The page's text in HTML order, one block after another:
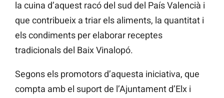
la cuina d’aquest racó del sud del País Valencià i
que contribueix a triar els aliments, la quantitat i
els condiments per elaborar receptes
tradicionals del Baix Vinalopó.
Segons els promotors d’aquesta iniciativa, que
compta amb el suport de l’Ajuntament d’Elx i